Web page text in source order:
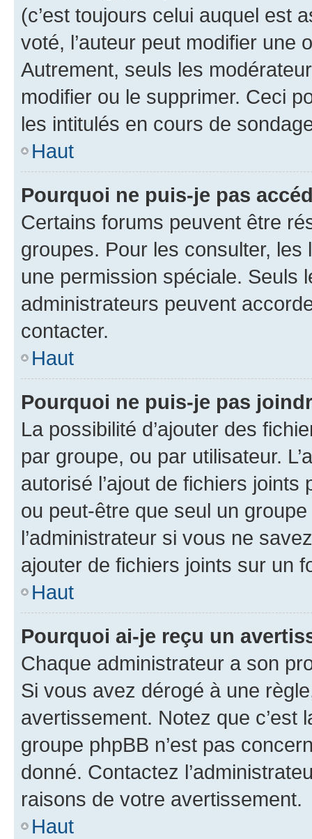
(c’est toujours celui auquel est
voté, l’auteur peut modifier une
Autrement, seuls les
modifier ou le supprimer. Ceci
les intitulés en cours de
Haut
Pourquoi ne puis-je pas
Certains forums peuvent être
groupes. Pour les consulter,
une permission spéciale. Seuls
administrateurs peuvent
contacter.
Haut
Pourquoi ne puis-je pas
La possibilité d’ajouter des
par groupe, ou par utilisateur.
autorisé l’ajout de fichiers
ou peut-être que seul un
l’administrateur si vous ne
ajouter de fichiers joints sur un
Haut
Pourquoi ai-je reçu un
Chaque administrateur a son
Si vous avez dérogé à une
avertissement. Notez que c’est
groupe phpBB n’est pas
donné. Contactez
raisons de votre avertissement.
Haut